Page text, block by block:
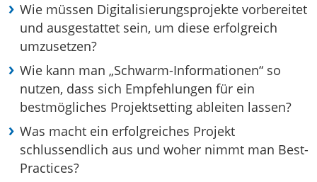
Wie müssen Digitalisierungsprojekte vorbereitet
und ausgestattet sein, um diese erfolgreich
umzusetzen?
Wie kann man „Schwarm-Informationen“ so
nutzen, dass sich Empfehlungen für ein
bestmögliches Projektsetting ableiten lassen?
Was macht ein erfolgreiches Projekt
schlussendlich aus und woher nimmt man Best-
Practices?